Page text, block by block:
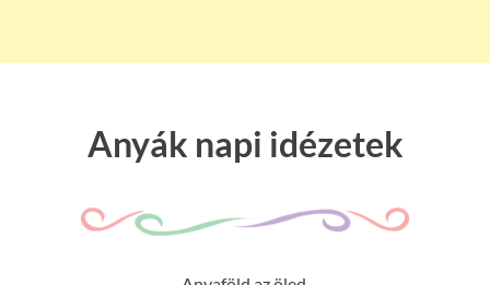
Anyák napi idézetek